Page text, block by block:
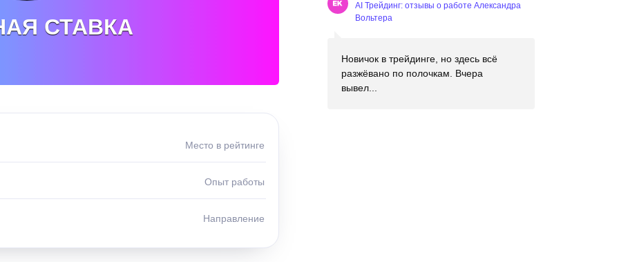
СТАВКА
Место в рейтинге
Опыт работы
Направление
AI Трейдинг: отзывы о работе Александра
Вольтера
Новичок в трейдинге, но здесь всё
разжёвано по полочкам. Вчера
вывел...